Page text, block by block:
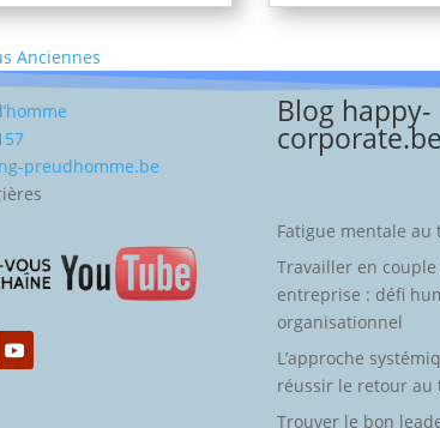
Anciennes
preudhomme.be
Blog happy-
corporate.be
Fatigue mentale au
Travailler en
entreprise : défi
organisationnel
L’approche
réussir le retour au
Trouver le bon